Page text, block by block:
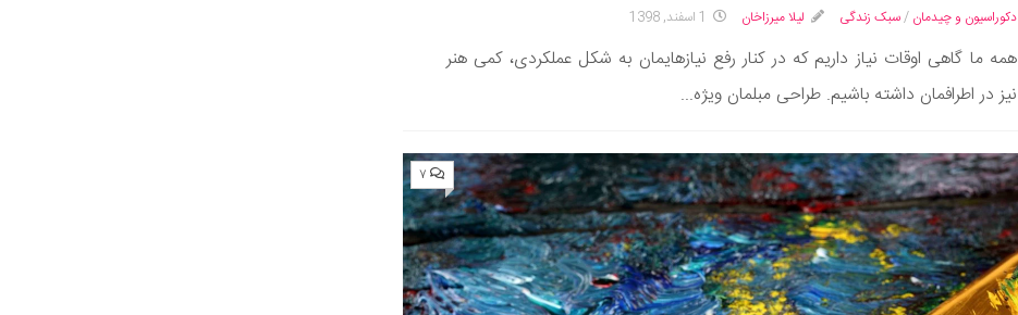
دکوراسیون و چیدمان /سبک زندگی لیلا میرزاخان 1 اسفند, 1398
همه ما گاهی اوقات نیاز داریم که در کنار رفع نیازهایمان به شکل عملکردی، کمی هنر
نیز در اطرافمان داشته باشیم. طراحی مبلمان ویژه...
۷